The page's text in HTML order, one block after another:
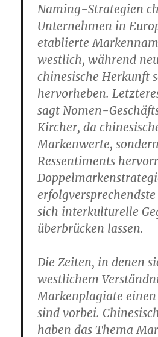
Naming-Strategien
Unternehmen in
etablierte
westlich, während
chinesische Herkunft
hervorheben.
sagt Nomen-
Kircher, da
Markenwerte,
Ressentiments
sich interkulturelle
überbrücken lassen.
Die Zeiten, in denen
westlichem
Markenplagiate
sind vorbei.
haben das Thema